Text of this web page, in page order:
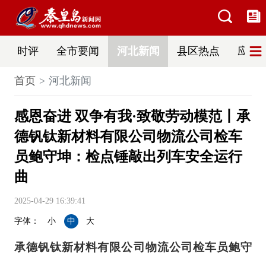
时评 全市要闻 河北新闻 县区热点 应急
首页 河北新闻
感恩奋进 双争有我·致敬劳动模范丨承
德钒钛新材料有限公司物流公司检车
员鲍守坤：检点锤敲出列车安全运行
曲
2025-04-29 16:39:41
字体： 小 中 大
承德钒钛新材料有限公司物流公司检车员鲍守